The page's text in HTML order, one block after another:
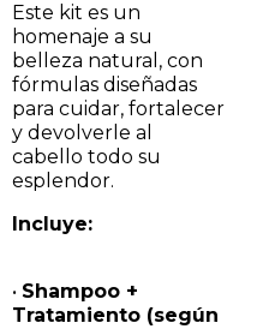
Este kit es un
homenaje a su
belleza natural, con
fórmulas diseñadas
para cuidar, fortalecer
y devolverle al
cabello todo su
esplendor.
Incluye:
• Shampoo +
Tratamiento (según